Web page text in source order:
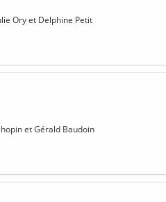
Ory et Delphine Petit
et Gérald Baudoin